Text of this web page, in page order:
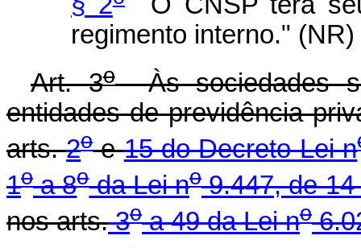
regimento interno." (NR)
Art. 3oÀs sociedades
entidades de previdência
arts.2oe15 do Decreto-Lei n
1oa 8oda Lei no9.447, de 14
nos arts.3oa 49 da Lei no